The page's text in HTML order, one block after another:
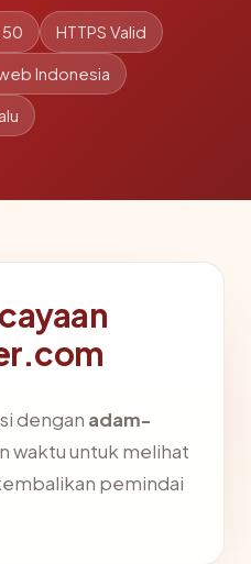
HTTPS Valid
Indonesia
dengan adam-
waktu untuk melihat
pemindai